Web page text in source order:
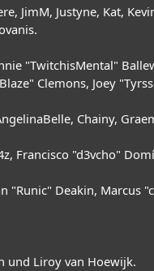
JimM, Justyne, Kat,
"TwitchisMental"
Clemons, Joey
Chainy,
Francisco "d3vcho"
"Runic" Deakin,
und Liroy van Hoewijk.